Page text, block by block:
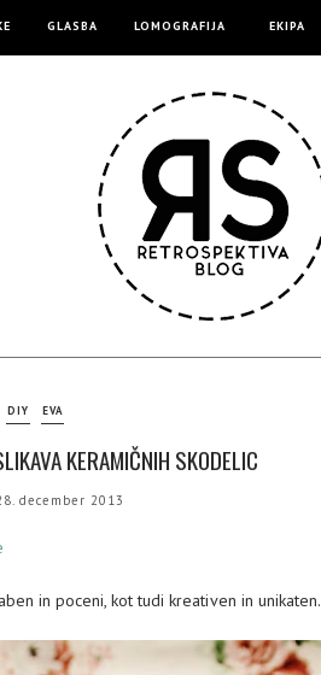
GLASBA LOMOGRAFIJA EKIPA
DIY EVA
KERAMIČNIH SKODELIC
december 2013
in poceni, kot tudi kreativen in unikaten.